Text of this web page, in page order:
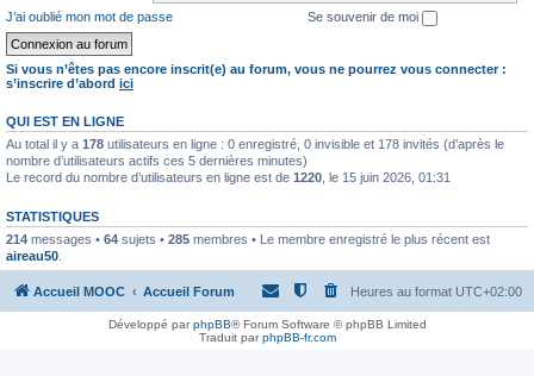
J’ai oublié mon mot de passe
Se souvenir de moi
Si vous n’êtes pas encore inscrit(e) au forum, vous ne pourrez vous connecter :
s’inscrire d’abord ici
QUI EST EN LIGNE
Au total il y a 178 utilisateurs en ligne : 0 enregistré, 0 invisible et 178 invités (d’après le
nombre d’utilisateurs actifs ces 5 dernières minutes)
Le record du nombre d’utilisateurs en ligne est de 1220 , le 15 juin 2026, 01:31
STATISTIQUES
214 messages • 64 sujets • 285 membres • Le membre enregistré le plus récent est
aireau50
Accueil MOOC Accueil Forum Heures au format UTC+02:00
Développé parphpBB® Forum Software © phpBB Limited
Traduit parphpBB-fr.com